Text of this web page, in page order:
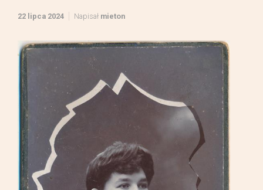
22 lipca 2024 Napisał mieton